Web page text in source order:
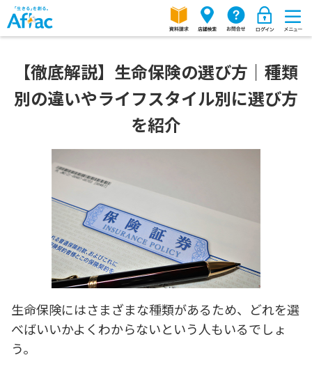
【徹底解説】生命保険の選び方｜種類
別の違いやライフスタイル別に選び方
を紹介
生命保険にはさまざまな種類があるため、どれを選
べばいいかよくわからないという人もいるでしょ
う。